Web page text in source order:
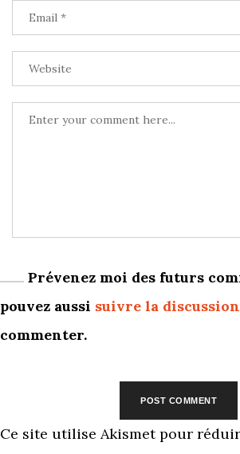
Prévenez moi des futurs
pouvez aussi suivre la discussion
commenter.
Ce site utilise Akismet pour